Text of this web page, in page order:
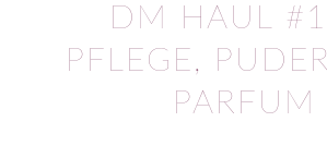
DM HAUL
PFLEGE,
PARFUM